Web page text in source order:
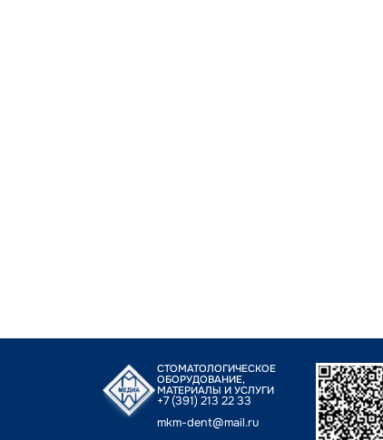
СТОМАТОЛОГИЧЕСКОЕ
ОБОРУДОВАНИЕ,
МАТЕРИАЛЫ И УСЛУГИ
+7 (391) 213 22 33
mkm-dent@mail.ru